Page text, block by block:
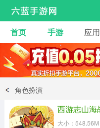
安卓手游
热门手游
动作射击
冒险解谜
首页 手游 应用
角色扮演
西游志山海
大小：548.56M